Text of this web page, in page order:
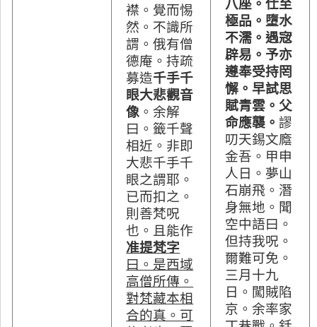
襟。覺而惕
然。不識所
謂。俄有僧
德庵。持疏
募造千手千
眼大悲觀音
像 。余解
曰。籤千聲
相近。非即
大悲千手千
眼之謂耶。
已而扣之。
則善梵呪
也。且能作
准提梵字
曰。是西域
高僧所傳。
對梵藏本相
合的真。可
八座。仕至
極品。墮水
不濡。遇宼
辟易。予亦
遵奉受持罔
懈。早試思
賦青雲。父
命應襲。謬
叨天錫文廕
金吾。甲申
人日。夢山
石崩飛。潛
身無地。聞
空中語曰。
但持我呪。
爾難可免。
三月十九
日。闖賊陷
京。余率家